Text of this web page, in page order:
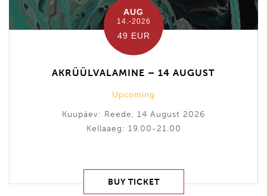
AUG
14.-2026
49 EUR
AKRÜÜLVALAMINE – 14 AUGUST
Upcoming
Kuupäev: Reede, 14 August 2026
Kellaaeg: 19.00-21.00
BUY TICKET